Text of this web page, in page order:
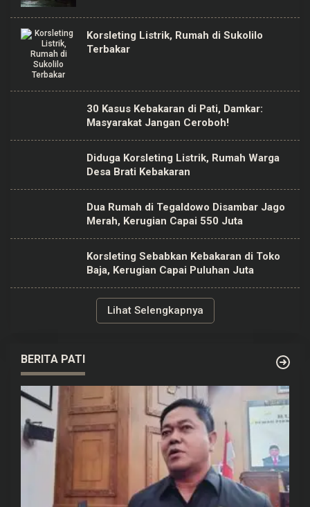
Korsleting Listrik, Rumah di Sukolilo
Terbakar
30 Kasus Kebakaran di Pati, Damkar:
Masyarakat Jangan Ceroboh!
Diduga Korsleting Listrik, Rumah Warga
Desa Brati Kebakaran
Dua Rumah di Tegaldowo Disambar Jago
Merah, Kerugian Capai 550 Juta
Korsleting Sebabkan Kebakaran di Toko
Baja, Kerugian Capai Puluhan Juta
Lihat Selengkapnya
BERITA PATI